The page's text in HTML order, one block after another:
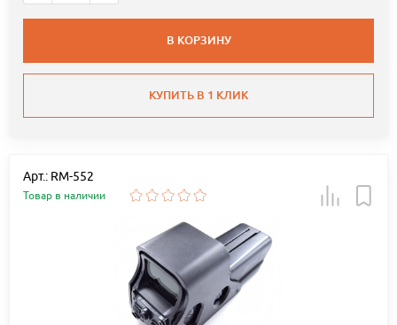
В КОРЗИНУ
КУПИТЬ В 1 КЛИК
Арт.: RM-552
Товар в наличии